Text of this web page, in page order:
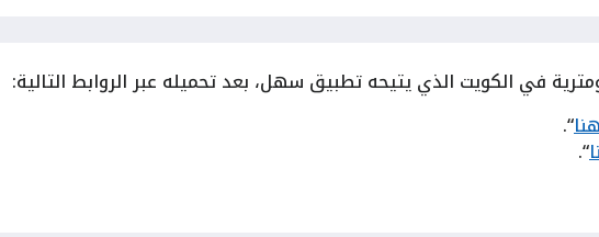
في الكويت الذي يتيحه تطبيق سهل، بعد تحميله عبر الروابط التالية:
“.
“.